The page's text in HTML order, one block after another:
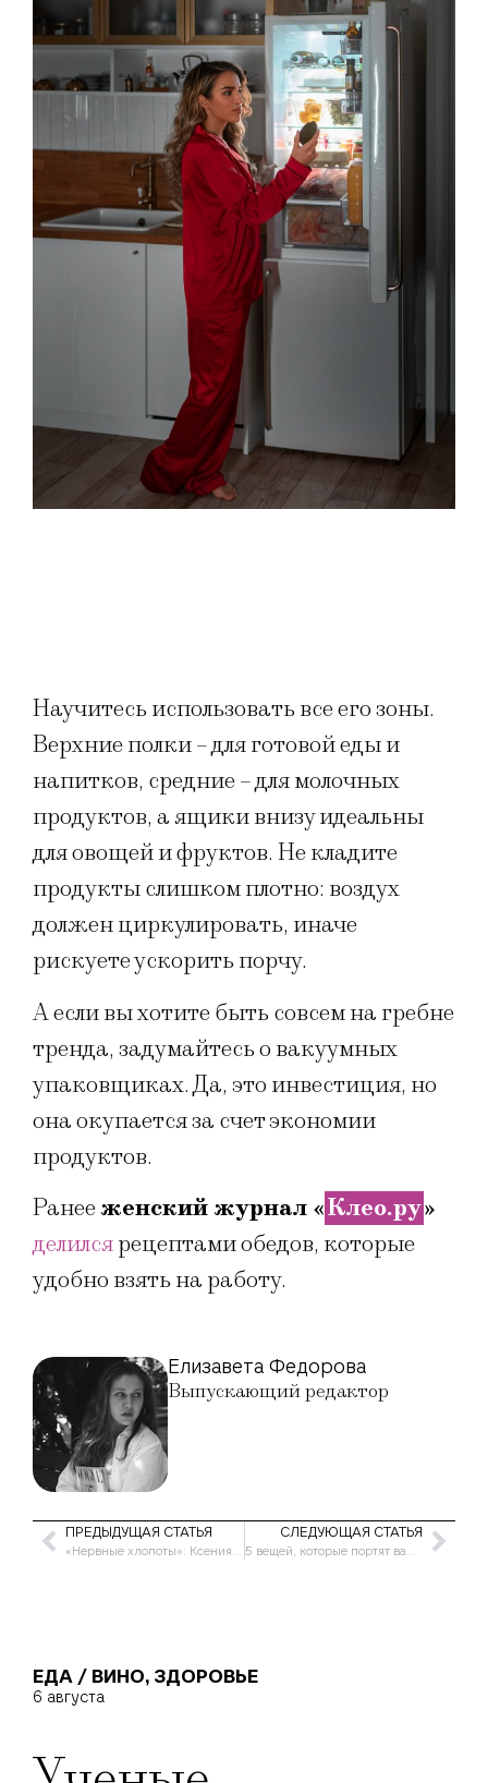
Научитесь использовать все его зоны.
Верхние полки – для готовой еды и
напитков, средние – для молочных
продуктов, а ящики внизу идеальны
для овощей и фруктов. Не кладите
продукты слишком плотно: воздух
должен циркулировать, иначе
рискуете ускорить порчу.
А если вы хотите быть совсем на гребне
тренда, задумайтесь о вакуумных
упаковщиках. Да, это инвестиция, но
она окупается за счет экономии
продуктов.
Ранееженский журнал «Клео.ру»
делилсярецептами обедов, которые
удобно взять на работу.
Елизавета Федорова
Выпускающий редактор
ПРЕДЫДУЩАЯ СТАТЬЯ
«Нервные хлопоты»: Ксения Бородина рассказала о подготовке к третьей свадьбе
СЛЕДУЮЩАЯ СТАТЬЯ
5 вещей, которые портят вашу ванную: как избавиться от визуального беспорядка
ЕДА / ВИНО, ЗДОРОВЬЕ
6 августа